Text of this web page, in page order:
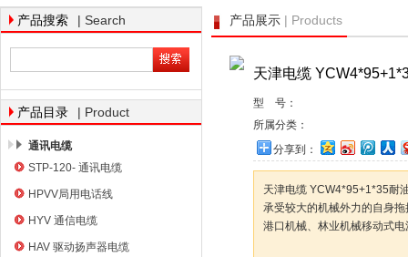
产品搜索 | Search
产品目录 | Product
通讯电缆
STP-120- 通讯电缆
HPVV局用电话线
HYV 通信电缆
HAV 驱动扬声器电缆
产品展示 | Products
天津电缆
型 号：
所属分类：
分享到：
天津电缆 YCW4*95+1*35耐
承受较大的机械外力的自身
港口机械、林业机械移动式电